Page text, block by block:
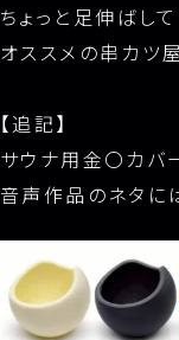
ちょっと足伸ばし
オススメの串カツ
【追記】
サウナ用金〇カバ
音声作品のネタに